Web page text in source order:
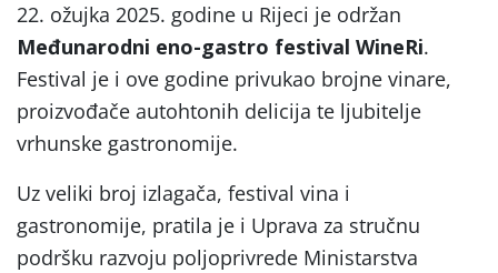
22. ožujka 2025. godine u Rijeci je održan
Međunarodni eno-gastro festival WineRi.
Festival je i ove godine privukao brojne vinare,
proizvođače autohtonih delicija te ljubitelje
vrhunske gastronomije.
Uz veliki broj izlagača, festival vina i
gastronomije, pratila je i Uprava za stručnu
podršku razvoju poljoprivrede Ministarstva